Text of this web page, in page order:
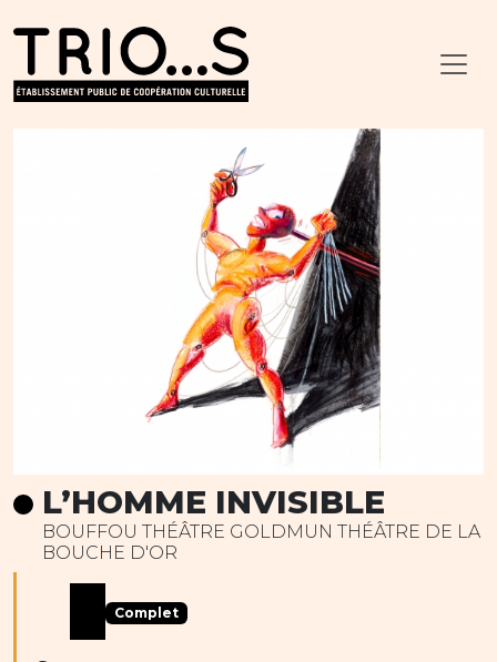
L’HOMME INVISIBLE
BOUFFOU THÉÂTRE GOLDMUN THÉÂTRE DE LA
BOUCHE D'OR
Complet